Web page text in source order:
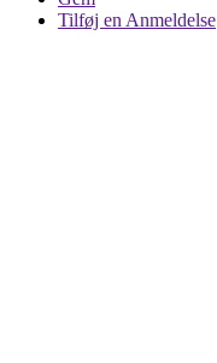
Tilføj en Anmeldelse